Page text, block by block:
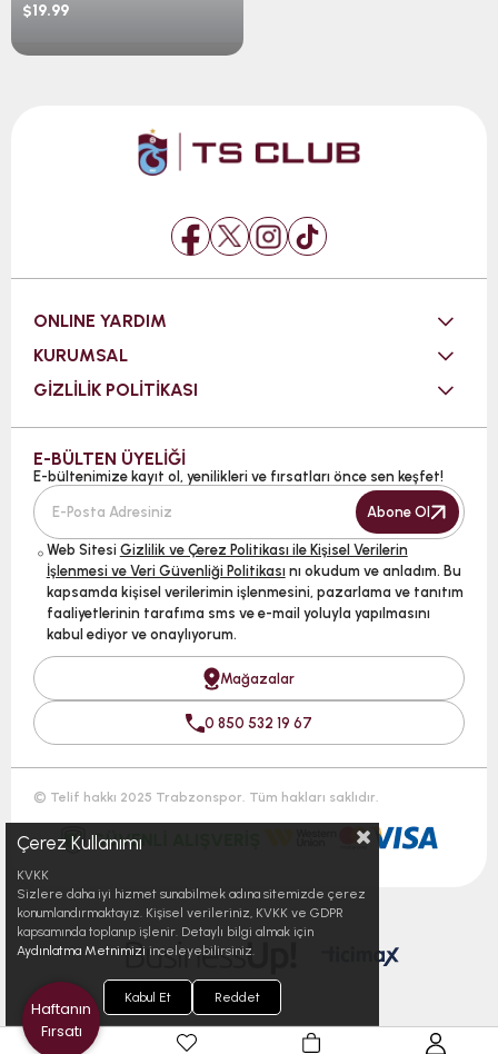
$19.99
ONLINE YARDIM
KURUMSAL
GİZLİLİK POLİTİKASI
E-BÜLTEN ÜYELİĞİ
E-bültenimize kayıt ol, yenilikleri ve fırsatları önce sen keşfet!
Abone Ol
Web Sitesi Gizlilik ve Çerez Politikası ile Kişisel Verilerin
İşlenmesi ve Veri Güvenliği Politikası nı okudum ve anladım. Bu
kapsamda kişisel verilerimin işlenmesini, pazarlama ve tanıtım
faaliyetlerinin tarafıma sms ve e-mail yoluyla yapılmasını
kabul ediyor ve onaylıyorum.
Mağazalar
0 850 532 19 67
© Telif hakkı 2025 Trabzonspor. Tüm hakları saklıdır.
Çerez Kullanımı
KVKK
Sizlere daha iyi hizmet sunabilmek adına sitemizde çerez
konumlandırmaktayız. Kişisel verileriniz, KVKK ve GDPR
kapsamında toplanıp işlenir. Detaylı bilgi almak için
Aydınlatma Metnimizi inceleyebilirsiniz.
Kabul Et Reddet
Haftanın
Fırsatı